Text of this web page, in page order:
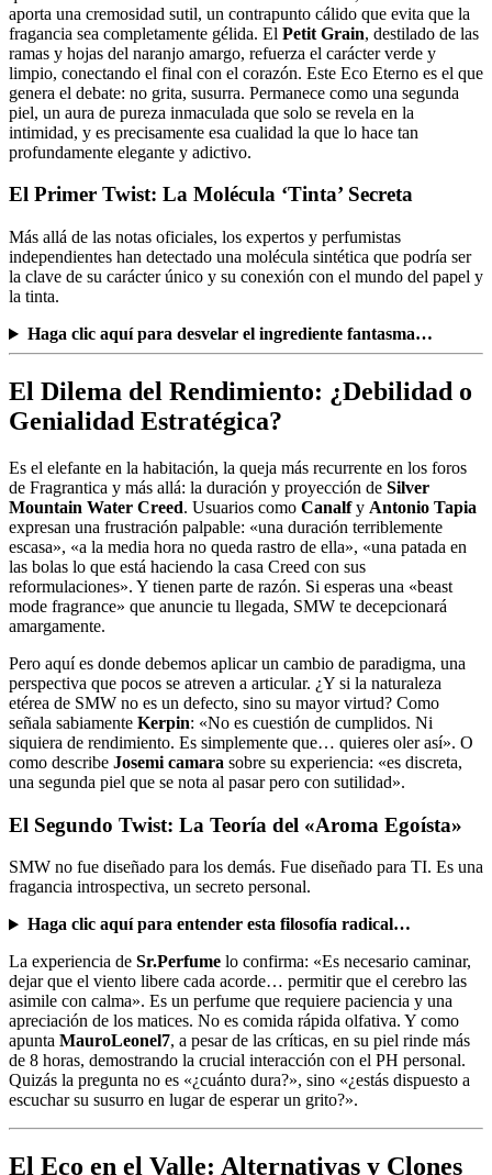
aporta una cremosidad sutil, un contrapunto cálido que evita que la
fragancia sea completamente gélida. El Petit Grain, destilado de las
ramas y hojas del naranjo amargo, refuerza el carácter verde y
limpio, conectando el final con el corazón. Este Eco Eterno es el que
genera el debate: no grita, susurra. Permanece como una segunda
piel, un aura de pureza inmaculada que solo se revela en la
intimidad, y es precisamente esa cualidad la que lo hace tan
profundamente elegante y adictivo.
El Primer Twist: La Molécula ‘Tinta’ Secreta
Más allá de las notas oficiales, los expertos y perfumistas
independientes han detectado una molécula sintética que podría ser
la clave de su carácter único y su conexión con el mundo del papel y
la tinta.
Haga clic aquí para desvelar el ingrediente fantasma…
El Dilema del Rendimiento: ¿Debilidad o
Genialidad Estratégica?
Es el elefante en la habitación, la queja más recurrente en los foros
de Fragrantica y más allá: la duración y proyección de Silver
Mountain Water Creed. Usuarios como Canalfy Antonio Tapia
expresan una frustración palpable: «una duración terriblemente
escasa», «a la media hora no queda rastro de ella», «una patada en
las bolas lo que está haciendo la casa Creed con sus
reformulaciones». Y tienen parte de razón. Si esperas una «beast
mode fragrance» que anuncie tu llegada, SMW te decepcionará
amargamente.
Pero aquí es donde debemos aplicar un cambio de paradigma, una
perspectiva que pocos se atreven a articular. ¿Y si la naturaleza
etérea de SMW no es un defecto, sino su mayor virtud? Como
señala sabiamente Kerpin: «No es cuestión de cumplidos. Ni
siquiera de rendimiento. Es simplemente que… quieres oler así». O
como describe Josemi camara sobre su experiencia: «es discreta,
una segunda piel que se nota al pasar pero con sutilidad».
El Segundo Twist: La Teoría del «Aroma Egoísta»
SMW no fue diseñado para los demás. Fue diseñado para TI. Es una
fragancia introspectiva, un secreto personal.
Haga clic aquí para entender esta filosofía radical…
La experiencia de Sr.Perfume lo confirma: «Es necesario caminar,
dejar que el viento libere cada acorde… permitir que el cerebro las
asimile con calma». Es un perfume que requiere paciencia y una
apreciación de los matices. No es comida rápida olfativa. Y como
apunta MauroLeonel7, a pesar de las críticas, en su piel rinde más
de 8 horas, demostrando la crucial interacción con el PH personal.
Quizás la pregunta no es «¿cuánto dura?», sino «¿estás dispuesto a
escuchar su susurro en lugar de esperar un grito?».
El Eco en el Valle: Alternativas y Clones